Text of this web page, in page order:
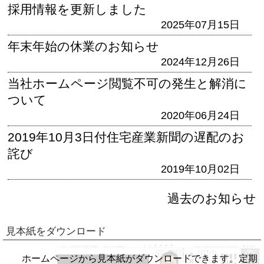
採用情報を更新しました
2025年07月15日
年末年始の休業のお知らせ
2024年12月26日
当社ホームページ閲覧不可の発生と解消に
ついて
2020年06月24日
2019年10月3日付住宅産業新聞の遅配のお
詫び
2019年10月02日
過去のお知らせ
見本紙をダウンロード
ホームページから見本紙がダウンロードできます。定期